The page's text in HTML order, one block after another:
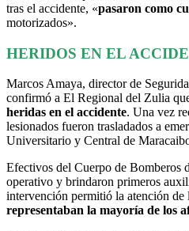
tras el accidente, «pasaron como
motorizados».
HERIDOS EN EL
Marcos Amaya, director de
confirmó a El Regional del Zulia
heridas en el accidente. Una vez
lesionados fueron trasladados a
Universitario y Central de
Efectivos del Cuerpo de Bomberos
operativo y brindaron primeros
intervención permitió la atención de
representaban la mayoría de los